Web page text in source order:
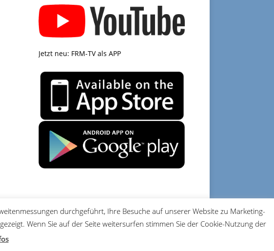
Jetzt neu: FRM-TV als APP
DATENSCHUTZ IMPRESSUM
durchgeführt, Ihre Besuche auf unserer Website zu Marketing-
Wenn Sie auf der Seite weitersurfen stimmen Sie der Cookie-Nutzung der